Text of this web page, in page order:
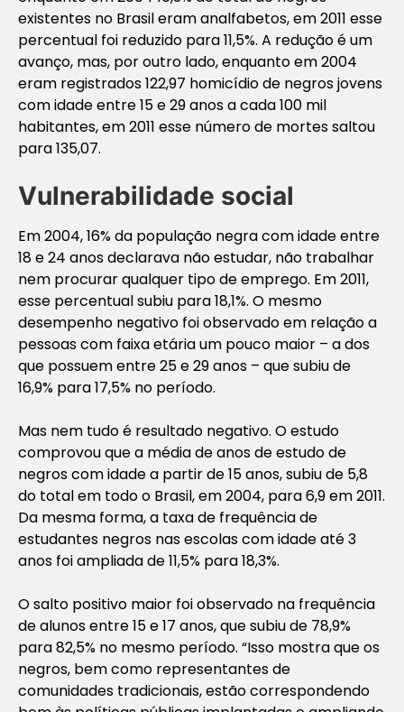
existentes no Brasil eram analfabetos, em 2011 esse
percentual foi reduzido para 11,5%. A redução é um
avanço, mas, por outro lado, enquanto em 2004
eram registrados 122,97 homicídio de negros jovens
com idade entre 15 e 29 anos a cada 100 mil
habitantes, em 2011 esse número de mortes saltou
para 135,07.
Vulnerabilidade social
Em 2004, 16% da população negra com idade entre
18 e 24 anos declarava não estudar, não trabalhar
nem procurar qualquer tipo de emprego. Em 2011,
esse percentual subiu para 18,1%. O mesmo
desempenho negativo foi observado em relação a
pessoas com faixa etária um pouco maior – a dos
que possuem entre 25 e 29 anos – que subiu de
16,9% para 17,5% no período.
Mas nem tudo é resultado negativo. O estudo
comprovou que a média de anos de estudo de
negros com idade a partir de 15 anos, subiu de 5,8
do total em todo o Brasil, em 2004, para 6,9 em 2011.
Da mesma forma, a taxa de frequência de
estudantes negros nas escolas com idade até 3
anos foi ampliada de 11,5% para 18,3%.
O salto positivo maior foi observado na frequência
de alunos entre 15 e 17 anos, que subiu de 78,9%
para 82,5% no mesmo período. “Isso mostra que os
negros, bem como representantes de
comunidades tradicionais, estão correspondendo